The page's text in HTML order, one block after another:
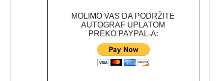
MOLIMO VAS DA PODRŽITE
AUTOGRAF UPLATOM
PREKO PAYPAL-A: